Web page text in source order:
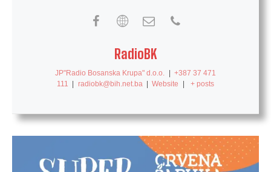
RadioBK
JP"Radio Bosanska Krupa" d.o.o.
+387 37 471
111
radiobk@bih.net.ba Website + posts